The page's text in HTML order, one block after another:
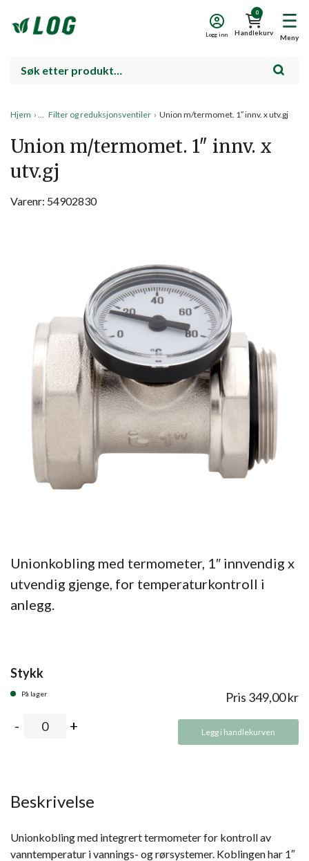
Meny
0
Handlekurv
Logg inn
Hjem › Filter og reduksjonsventiler › Union m/termomet. 1″ innv. x utv.gj
Union m/termomet. 1″ innv. x
utv.gj
Varenr: 54902830
Unionkobling med termometer, 1″ innvendig x
utvendig gjenge, for temperaturkontroll i
anlegg.
Stykk
På lager Pris 349,00kr
Legg i handlekurven
Beskrivelse
Unionkobling med integrert termometer for kontroll av
vanntemperatur i vannings- og rørsystemer. Koblingen har 1″